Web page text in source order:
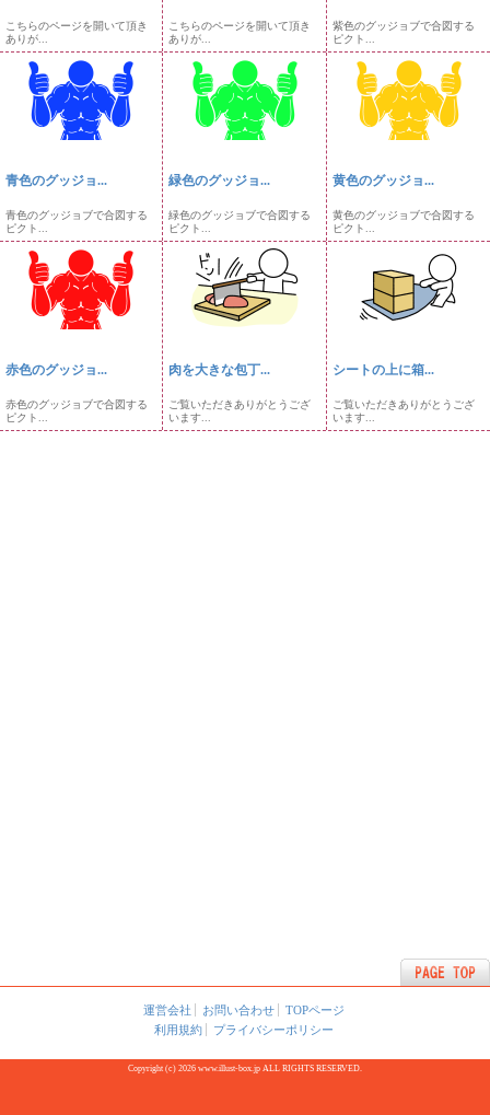
こちらのページを開いて頂き
ありが...
こちらのページを開いて頂き
ありが...
紫色のグッジョブで合図する
ピクト...
青色のグッジョ...
青色のグッジョブで合図する
ピクト...
緑色のグッジョ...
緑色のグッジョブで合図する
ピクト...
黄色のグッジョ...
黄色のグッジョブで合図する
ピクト...
赤色のグッジョ...
赤色のグッジョブで合図する
ピクト...
肉を大きな包丁...
ご覧いただきありがとうござ
います...
シートの上に箱...
ご覧いただきありがとうござ
います...
運営会社 お問い合わせ
TOPページ
利用規約
プライバシーポリシー
Copyright (c) 2026 www.illust-box.jp ALL RIGHTS RESERVED.